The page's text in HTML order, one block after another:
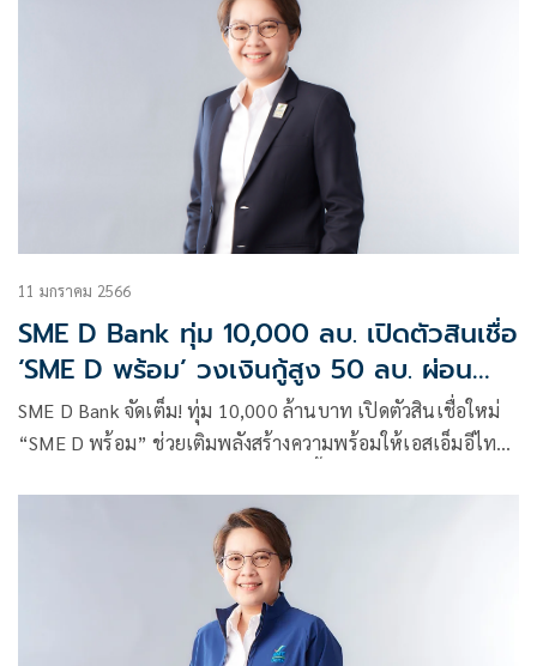
ให้รัฐคุมราคาพลังงาน ช่วยสนับสนุนติดตั้งพลังงานทางเลือก
ด้าน SME D Bank พร้อมเติมความรู้คู่ทุน หนุนเอสเอ็มอียกระดับ
11 มกราคม 2566
SME D Bank ทุ่ม 10,000 ลบ. เปิดตัวสินเชื่อ
‘SME D พร้อม’ วงเงินกู้สูง 50 ลบ. ผ่อน
สบาย 15 ปี
SME D Bank จัดเต็ม! ทุ่ม 10,000 ล้านบาท เปิดตัวสินเชื่อใหม่
“SME D พร้อม” ช่วยเติมพลังสร้างความพร้อมให้เอสเอ็มอีไทย
ล้านบาท ผ่อนสบายๆ นาน 15 ปี พร้อมยกขบวนเสิร์ฟอีก 4 สิน
เชื่อ วงเงินรวมกว่า 20,000 ล้านบาท ครอบคลุมทุกกลุ่มธุรกิจเอส